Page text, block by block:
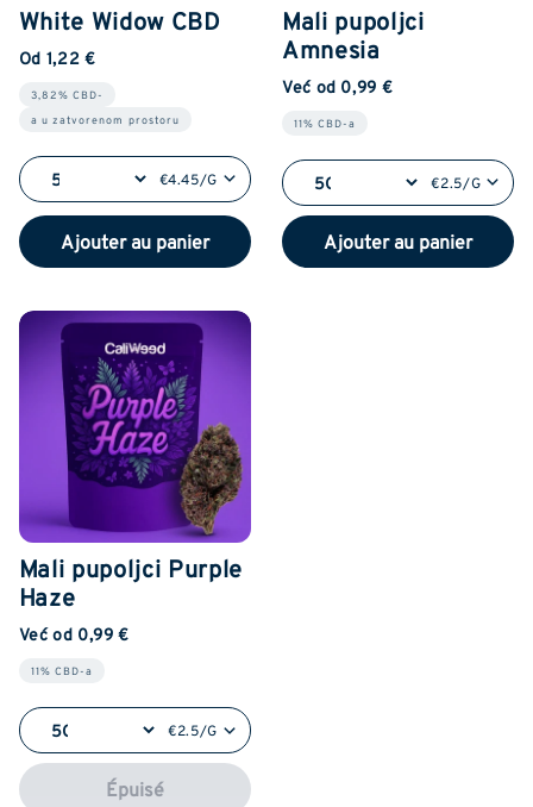
White Widow CBD
Od 1,22 €
3,82% CBD-
a u zatvorenom prostoru
€4.45/G
Ajouter au panier
Mali pupoljci
Amnesia
Već od 0,99 €
11% CBD-a
€2.5/G
Ajouter au panier
Mali pupoljci Purple
Haze
Već od 0,99 €
11% CBD-a
€2.5/G
Épuisé